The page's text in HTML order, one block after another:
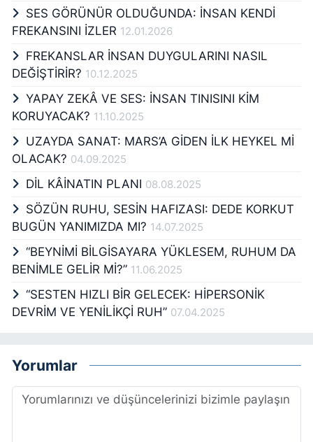
SES GÖRÜNÜR OLDUĞUNDA: İNSAN KENDİ
FREKANSINI İZLER 12.01.2026
FREKANSLAR İNSAN DUYGULARINI NASIL
DEĞİŞTİRİR? 10.12.2025
YAPAY ZEKÂ VE SES: İNSAN TINISINI KİM
KORUYACAK? 11.10.2025
UZAYDA SANAT: MARS’A GİDEN İLK HEYKEL Mİ
OLACAK? 04.09.2025
DİL KÂİNATIN PLANI 08.08.2025
SÖZÜN RUHU, SESİN HAFIZASI: DEDE KORKUT
BUGÜN YANIMIZDA MI? 14.07.2025
“BEYNİMİ BİLGİSAYARA YÜKLESEM, RUHUM DA
BENİMLE GELİR Mİ?” 11.06.2025
“SESTEN HIZLI BİR GELECEK: HİPERSONİK
DEVRİM VE YENİLİKÇİ RUH” 07.04.2025
Yorumlar